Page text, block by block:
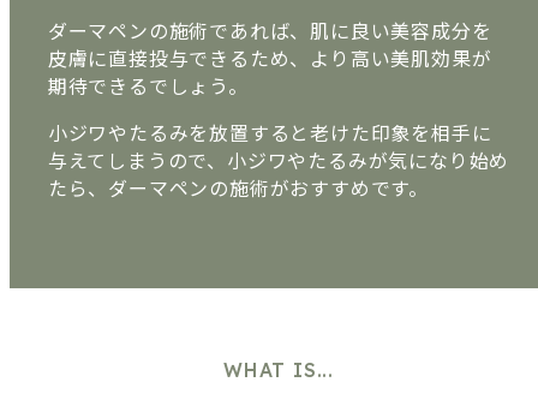
ダーマペンの施術であれば、肌に良い美容成分を
皮膚に直接投与できるため、より高い美肌効果が
期待できるでしょう。
小ジワやたるみを放置すると老けた印象を相手に
与えてしまうので、小ジワやたるみが気になり始め
たら、ダーマペンの施術がおすすめです。
WHAT IS...